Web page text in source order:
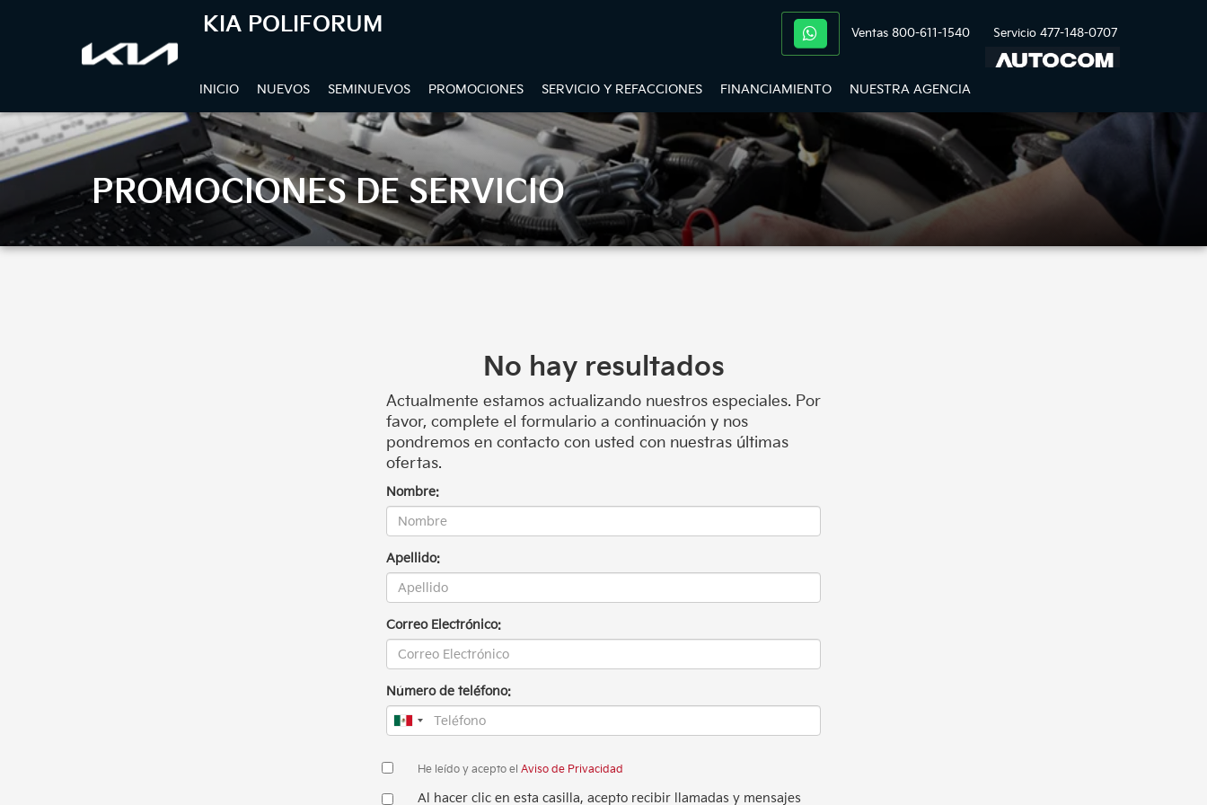
KIA POLIFORUM Ventas 800-611-1540 Servicio 477-148-0707
INICIO NUEVOS SEMINUEVOS PROMOCIONES SERVICIO Y REFACCIONES FINANCIAMIENTO NUESTRA AGENCIA
PROMOCIONES DE SERVICIO
No hay resultados
Actualmente estamos actualizando nuestros especiales. Por
favor, complete el formulario a continuación y nos
pondremos en contacto con usted con nuestras últimas
ofertas.
Nombre:
Apellido:
Correo Electrónico:
Número de teléfono:
He leído y acepto el Aviso de Privacidad
Al hacer clic en esta casilla, acepto recibir llamadas y mensajes